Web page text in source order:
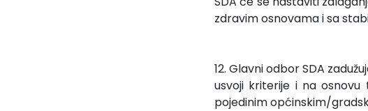
zdravim osnovama i sa
12. Glavni odbor SDA
usvoji kriterije i na
pojedinim općinskim/